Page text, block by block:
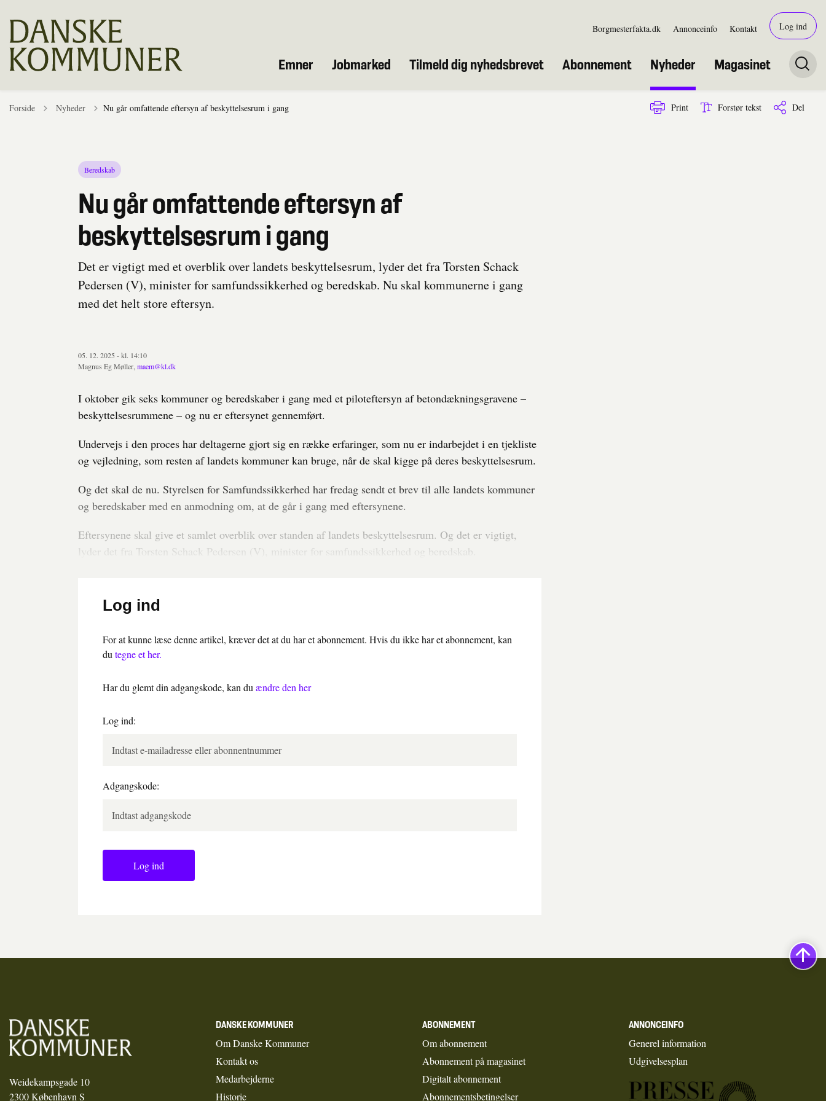
Borgmesterfakta.dk Annonceinfo Kontakt Log ind
Emner Jobmarked Tilmeld dig nyhedsbrevet Abonnement Nyheder Magasinet
Forside Tilbage til
Nyheder Nu går omfattende eftersyn af beskyttelsesrum i gang Print Forstør tekst Del
Beredskab
Nu går omfattende eftersyn af
beskyttelsesrum i gang
Det er vigtigt med et overblik over landets beskyttelsesrum, lyder det fra Torsten Schack
Pedersen (V), minister for samfundssikkerhed og beredskab. Nu skal kommunerne i gang
med det helt store eftersyn.
05. 12. 2025 - kl. 14:10
Magnus Eg Møller, maem@kl.dk
I oktober gik seks kommuner og beredskaber i gang med et piloteftersyn af betondækningsgravene –
beskyttelsesrummene – og nu er eftersynet gennemført.
Undervejs i den proces har deltagerne gjort sig en række erfaringer, som nu er indarbejdet i en tjekliste
og vejledning, som resten af landets kommuner kan bruge, når de skal kigge på deres beskyttelsesrum.
Og det skal de nu. Styrelsen for Samfundssikkerhed har fredag sendt et brev til alle landets kommuner
og beredskaber med en anmodning om, at de går i gang med eftersynene.
Eftersynene skal give et samlet overblik over standen af landets beskyttelsesrum. Og det er vigtigt,
lyder det fra Torsten Schack Pedersen (V), minister for samfundssikkerhed og beredskab.
Log ind
For at kunne læse denne artikel, kræver det at du har et abonnement. Hvis du ikke har et abonnement, kan
du tegne et her.
Har du glemt din adgangskode, kan du ændre den her
Log ind:
Adgangskode:
Log ind
Weidekampsgade 10
2300 København S
DANSKE KOMMUNER
Om Danske Kommuner
Kontakt os
Medarbejderne
Historie
ABONNEMENT
Om abonnement
Abonnement på magasinet
Digitalt abonnement
Abonnementsbetingelser
ANNONCEINFO
Generel information
Udgivelsesplan